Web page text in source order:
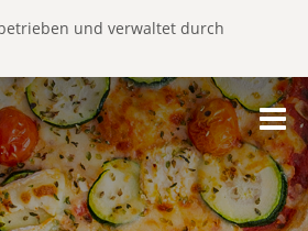
und verwaltet durch